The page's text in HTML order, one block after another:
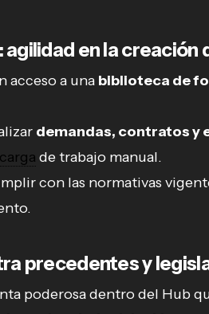
en la creación
acceso a una biblioteca de
demandas, contratos y
carga de trabajo manual.
con las normativas
precedentes y
poderosa dentro del Hub